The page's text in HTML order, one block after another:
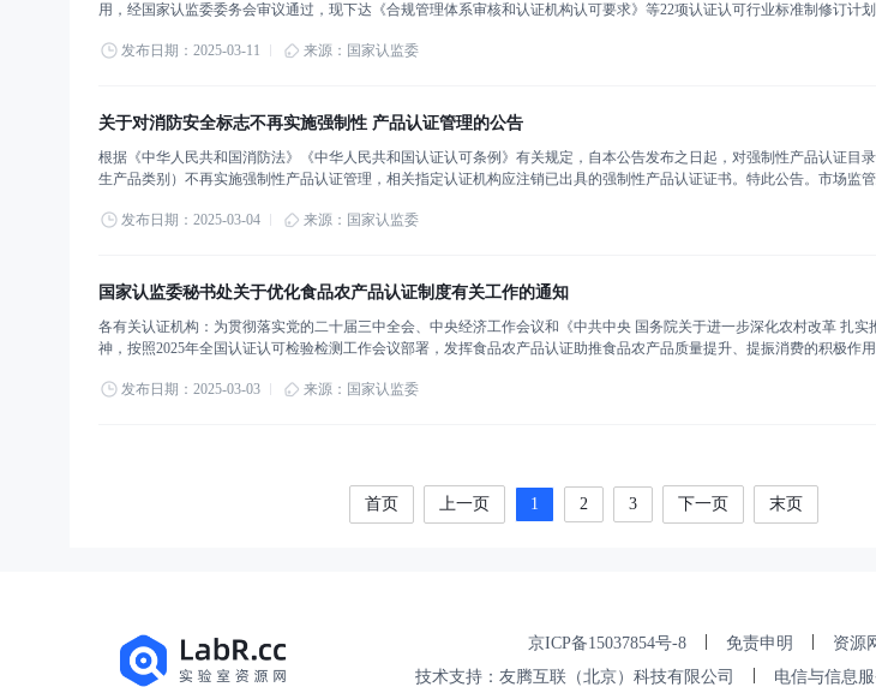
用，经国家认监委委务会审议通过，现下达《合规管理体系审核和认证机构认可要求》等22项认证认可行业标准制修订计
发布日期：2025-03-11
来源：国家认监委
关于对消防安全标志不再实施强制性 产品认证管理的公告
根据《中华人民共和国消防法》《中华人民共和国认证认可条例》有关规定，自本公告发布之日起，对强制性产品认证目
生产品类别）不再实施强制性产品认证管理，相关指定认证机构应注销已出具的强制性产品认证证书。特此公告。市场监
发布日期：2025-03-04
来源：国家认监委
国家认监委秘书处关于优化食品农产品认证制度有关工作的通知
各有关认证机构：为贯彻落实党的二十届三中全会、中央经济工作会议和《中共中央 国务院关于进一步深化农村改革 扎实
神，按照2025年全国认证认可检验检测工作会议部署，发挥食品农产品认证助推食品农产品质量提升、提振消费的积极作
发布日期：2025-03-03
来源：国家认监委
首页 上一页 1 2 3 下一页 末页
京ICP备15037854号-8 免责申明 资源
技术支持：友腾互联（北京）科技有限公司
电信与信息